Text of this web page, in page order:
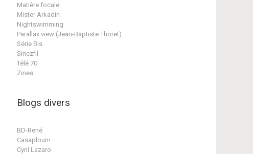
Matière focale
Mister Arkadin
Nightswimming
Parallax view (Jean-Baptiste Thoret)
Série Bis
Sinezfil
Télé 70
Zines
Blogs divers
BD-René
Casaploum
Cyril Lazaro